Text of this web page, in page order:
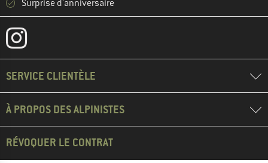
Surprise d'anniversaire
SERVICE CLIENTÈLE
À PROPOS DES ALPINISTES
RÉVOQUER LE CONTRAT